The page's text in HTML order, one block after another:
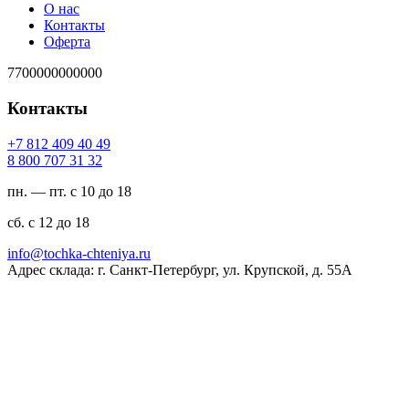
О нас
Контакты
Оферта
7700000000000
Контакты
94 04 904 218 7+
23 13 707 008 8
пн. — пт. с 10 до 18
сб. с 12 до 18
ur.ayinethc-akhcot@ofni
Адрес склада: г. Санкт-Петербург, ул. Крупской, д. 55А